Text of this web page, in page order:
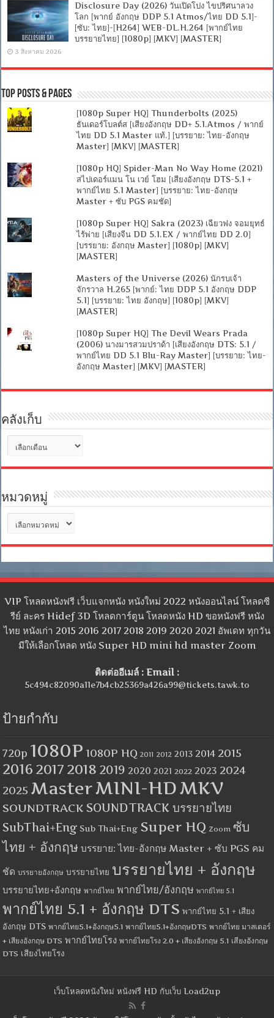
Disclosure Day (2026) วันเปิดโปง ไขปริศนาลวง
โลก [พากย์ อังกฤษ DDP 5.1 Atmos/ไทย DD 5.1]-
[ซับ: ไทย]-[H264] WEB-DL.H.264 [พากย์ไทย
บรรยายไทย] [1080p] [MKV] [MASTER]
3 สิงหาคม 2026
Top Posts & Pages
[1080p Super HQ] Thunderbolts (2025)
ธันเดอร์โบลต์ส [เสียงอังกฤษ DD+ 5.1.Atmos / พากย์
ไทย DD 5.1 Master แท้.] [บรรยาย: ไทย-อังกฤษ
Master] [MKV] [MASTER]
[1080p HQ] Spider-Man No Way Home (2021)
สไปเดอร์แมน โน เวย์ โฮม [เสียงอังกฤษ DTS-5.1 +
พากย์ไทย 5.1 Master] [บรรยาย: ไทย-อังกฤษ
Master + ซับ PGS คมชัด]
[1080p Super HQ] Sakra (2023) เฉียวฟง จอมยุทธ์
ไร้พ่าย [เสียงจีน DD 5.1.EX / พากย์ไทย DD 2.0]
[บรรยาย: อังกฤษ Master] [1080p] [MKV]
[MASTER]
Masters of the Universe (2026) นักรบเจ้า
จักรวาล H.265 [พากย์: ไทย DDP 5.1 อังกฤษ DDP
5.1] [บรรยาย: ไทย อังกฤษ] [1080p] [MKV]
[MASTER]
[1080p Super HQ] The Devil Wears Prada
(2006) นางมารสวมปราด้า [เสียงอังกฤษ DTS: 5.1 /
พากย์ไทย DD 5.1 Blu-Ray Master] [บรรยาย: ไทย-
อังกฤษ Master] [MKV] [MASTER]
คลังเก็บ
เก็บ
หมวดหมู่
หมู่
VIP โหลดหนังฟรี เว็บแจกหนัง หนังใหม่ 2022 หนังออนไลน์ โหลดซี
รีย์ ละคร Hidef 3D โหลดการ์ตูน โหลดหนัง HD ขอหนังฟรี หนัง
ไทย หนังเก่า 2015 2016 2017 2018 2019 2020 2021 อัพเดท ทุกวัน
มีให้เลือกโหลด หนัง Super HD mini hd master Zoom
ติดต่ออีเมล์ : Email :
5c494c82090a11e7b4cb25369a426a99@tickets.tawk.to
ป้ายกำกับ
720p 1080P 1080P HQ 2011 2012 2013 2014 2015
2016 2017 2018 2019 2020 2021 2022 2023 2024
2025 MasterMINI-HDMKV
SOUNDTRACK SOUNDTRACK บรรยายไทย
SubThai+Eng Sub Thai+Eng Super HQ Zoom ซับ
ไทย + อังกฤษ บรรยาย: ไทย-อังกฤษ Master + ซับ PGS คม
ชัด บรรยายอังกฤษ บรรยายไทย บรรยายไทย + อังกฤษ
บรรยายไทย+อังกฤษ พากย์ไทย พากย์ไทย/อังกฤษ พากย์ไทย 5.1
พากย์ไทย 5.1 + อังกฤษ DTS พากย์ไทย 5.1 + เสียง
อังกฤษ DTS พากย์ไทย5.1+อังกฤษ5.1 พากย์ไทย5.1+อังกฤษDTS พากย์ไทย มาสเตอร์
+ เสียงอังกฤษ DTS พากย์ไทยโรง พากย์ไทยโรง 2.0 + เสียงอังกฤษ 5.1 เสียงอังกฤษ
DTS เสียงไทยโรง
เว็บโหลดหนังใหม่ หนังฟรี HD กับเว็บ Load2up